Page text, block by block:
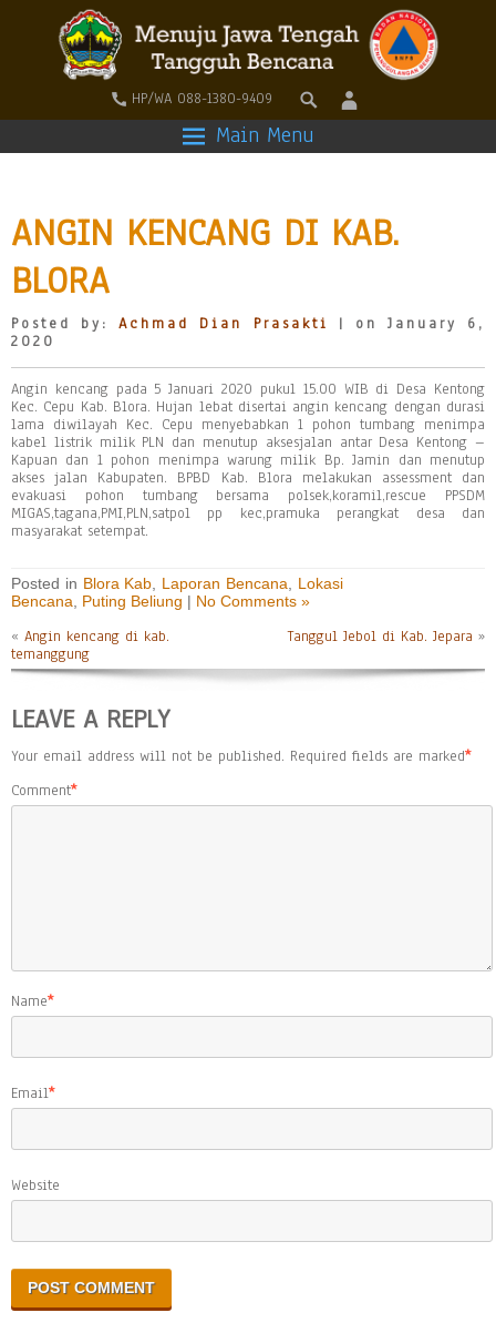
HP/WA 088-1380-9409
Main Menu
ANGIN KENCANG DI KAB.
BLORA
Posted by:Achmad Dian Prasakti
| on January 6,
2020
Angin kencang pada 5 Januari 2020 pukul 15.00 WIB di Desa Kentong
Kec. Cepu Kab. Blora. Hujan lebat disertai angin kencang dengan durasi
lama diwilayah Kec. Cepu menyebabkan 1 pohon tumbang menimpa
kabel listrik milik PLN dan menutup aksesjalan antar Desa Kentong –
Kapuan dan 1 pohon menimpa warung milik Bp. Jamin dan menutup
akses jalan Kabupaten. BPBD Kab. Blora melakukan assessment dan
evakuasi pohon tumbang bersama polsek,koramil,rescue PPSDM
MIGAS,tagana,PMI,PLN,satpol pp kec,pramuka perangkat desa dan
masyarakat setempat.
Posted in Blora Kab Laporan Bencana
Lokasi
Bencana
Puting Beliung | No Comments »
« Angin kencang di kab.
temanggung
Tanggul Jebol di Kab. Jepara »
LEAVE A REPLY
Your email address will not be published. Required fields are marked*
Comment*
Name*
Email*
Website